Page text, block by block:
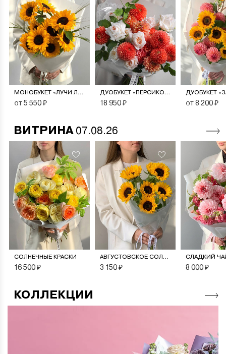
МОНОБУКЕТ «ЛУЧИ ЛЕТА»
от 5 550 ₽
ДУОБУКЕТ «ПЕРСИКОВЫЙ СОРБЕТ»
18 950 ₽ от 8 200 ₽
ВИТРИНА 07.08.26
СОЛНЕЧНЫЕ КРАСКИ
16 500 ₽
АВГУСТОВСКОЕ СОЛНЦЕ
3 150 ₽
СЛАДКИЙ
8 000 ₽
КОЛЛЕКЦИИ